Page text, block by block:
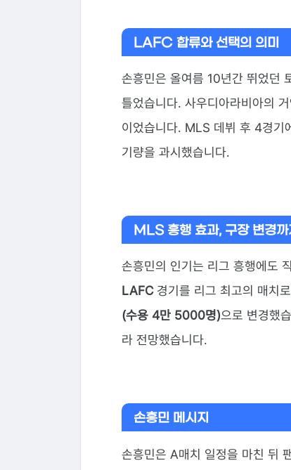
LAFC 합류와 선택의 의미
손흥민은 올여름 10년간 뛰었던
틀었습니다. 사우디아라비아의
이었습니다. MLS 데뷔 후 4경기
기량을 과시했습니다.
MLS 흥행 효과, 구장 변경까
손흥민의 인기는 리그 흥행에도
LAFC경기를 리그 최고의 매치
(수용 4만 5000명)으로 변경했
라 전망했습니다.
손흥민 메시지
손흥민은 A매치 일정을 마친 뒤